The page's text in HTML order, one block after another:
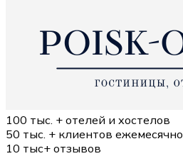
100 тыс. + отелей и хостелов
50 тыс. + клиентов ежемесячно
10 тыс+ отзывов